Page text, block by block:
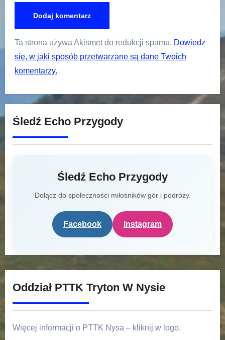
Ta strona używa Akismet do redukcji spamu. Dowiedz
się, w jaki sposób przetwarzane są dane Twoich
komentarzy.
Śledź Echo Przygody
Śledź Echo Przygody
Dołącz do społeczności miłośników gór i podróży.
Facebook Instagram
Oddział PTTK Tryton W Nysie
Więcej informacji o PTTK Nysa – kliknij w logo.